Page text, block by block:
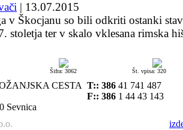
| 13.07.2015
v Škocjanu so bili odkriti ostanki
stoletja ter v skalo vklesana rimska
Šifra: 3062 Št. vpisa: 320
CESTA
Sevnica
T:: 386 41 741 487
F:: 386 1 44 43 143